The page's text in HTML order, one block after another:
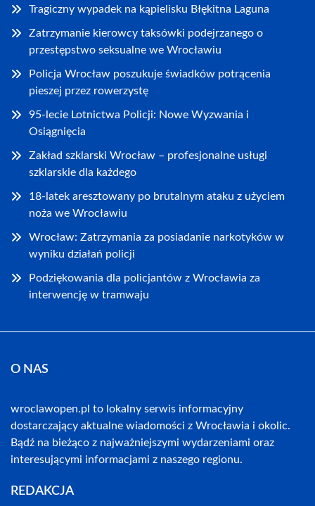
Tragiczny wypadek na kąpielisku Błękitna Laguna
Zatrzymanie kierowcy taksówki podejrzanego o
przestępstwo seksualne we Wrocławiu
Policja Wrocław poszukuje świadków potrącenia
pieszej przez rowerzystę
95-lecie Lotnictwa Policji: Nowe Wyzwania i
Osiągnięcia
Zakład szklarski Wrocław – profesjonalne usługi
szklarskie dla każdego
18-latek aresztowany po brutalnym ataku z użyciem
noża we Wrocławiu
Wrocław: Zatrzymania za posiadanie narkotyków w
wyniku działań policji
Podziękowania dla policjantów z Wrocławia za
interwencję w tramwaju
O NAS
wroclawopen.pl to lokalny serwis informacyjny
dostarczający aktualne wiadomości z Wrocławia i okolic.
Bądź na bieżąco z najważniejszymi wydarzeniami oraz
interesującymi informacjami z naszego regionu.
REDAKCJA